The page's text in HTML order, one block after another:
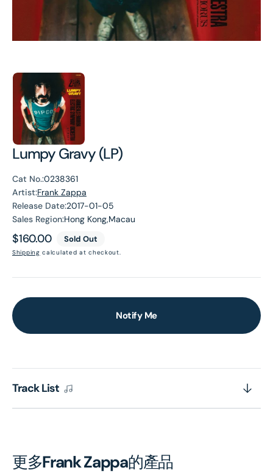
Lumpy Gravy (LP)
Cat No.:0238361
Artist:Frank Zappa
Release Date:2017-01-05
Sales Region:Hong Kong,Macau
Regular
price
$160.00 Sold Out
Shipping calculated at checkout.
Notify Me
Track List
更多Frank Zappa的產品